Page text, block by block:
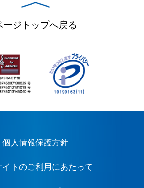
ージトップへ戻る
個人情報保護方針
イトのご利用にあたって